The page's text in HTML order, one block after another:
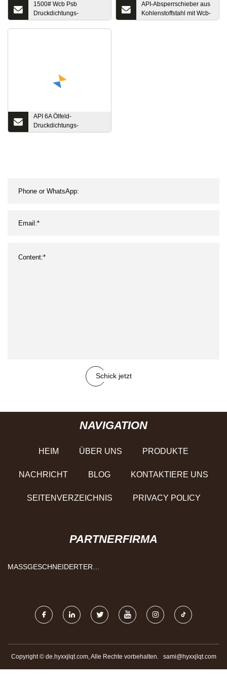
1500# Wcb Psb
Druckdichtungs-
Flanschventil aus
API-Absperrschieber aus
Kohlenstoffstahl mit Wcb-
Flansch und steigender
API 6A Ölfeld-
Druckdichtungs-
Rückschlagventil
Schick jetzt
NAVIGATION
HEIM ÜBER UNS PRODUKTE
NACHRICHT BLOG KONTAKTIERE UNS
SEITENVERZEICHNIS PRIVACY POLICY
PARTNERFIRMA
MASSGESCHNEIDERTER P
Copyright © de.hyxxjlqt.com, Alle Rechte vorbehalten. sami@hyxxjlqt.com